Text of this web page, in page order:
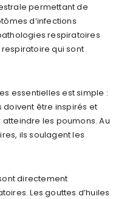
permettant de
d’infections
respiratoires
qui sont
essentielles est simple :
doivent être inspirés et
les poumons. Au
ils soulagent les
directement
Les gouttes d’huiles